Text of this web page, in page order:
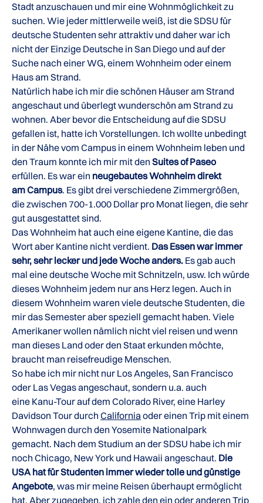
Stadt anzuschauen und mir eine Wohnmöglichkeit zu
suchen. Wie jeder mittlerweile weiß, ist die SDSU für
deutsche Studenten sehr attraktiv und daher war ich
nicht der Einzige Deutsche in San Diego und auf der
Suche nach einer WG, einem Wohnheim oder einem
Haus am Strand.
Natürlich habe ich mir die schönen Häuser am Strand
angeschaut und überlegt wunderschön am Strand zu
wohnen. Aber bevor die Entscheidung auf die SDSU
gefallen ist, hatte ich Vorstellungen. Ich wollte unbedingt
in der Nähe vom Campus in einem Wohnheim leben und
den Traum konnte ich mir mit den Suites of Paseo
erfüllen. Es war ein neugebautes Wohnheim direkt
am Campus. Es gibt drei verschiedene Zimmergrößen,
die zwischen 700-1.000 Dollar pro Monat liegen, die sehr
gut ausgestattet sind.
Das Wohnheim hat auch eine eigene Kantine, die das
Wort aber Kantine nicht verdient. Das Essen war immer
sehr, sehr lecker und jede Woche anders. Es gab auch
mal eine deutsche Woche mit Schnitzeln, usw. Ich würde
dieses Wohnheim jedem nur ans Herz legen. Auch in
diesem Wohnheim waren viele deutsche Studenten, die
mir das Semester aber speziell gemacht haben. Viele
Amerikaner wollen nämlich nicht viel reisen und wenn
man dieses Land oder den Staat erkunden möchte,
braucht man reisefreudige Menschen.
So habe ich mir nicht nur Los Angeles, San Francisco
oder Las Vegas angeschaut, sondern u.a. auch
eine Kanu-Tour auf dem Colorado River, eine Harley
Davidson Tour durch Californiaoder einen Trip mit einem
Wohnwagen durch den Yosemite Nationalpark
gemacht. Nach dem Studium an der SDSU habe ich mir
noch Chicago, New York und Hawaii angeschaut. Die
USA hat für Studenten immer wieder tolle und günstige
Angebote, was mir meine Reisen überhaupt ermöglicht
hat. Aber zugegeben, ich zahle den ein oder anderen Trip